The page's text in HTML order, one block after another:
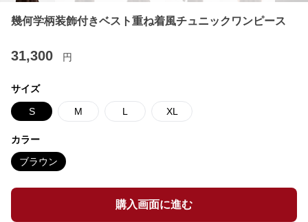
幾何学柄装飾付きベスト重ね着風チュニックワンピース
31,300 円
サイズ
S M L XL
カラー
ブラウン
購入画面に進む